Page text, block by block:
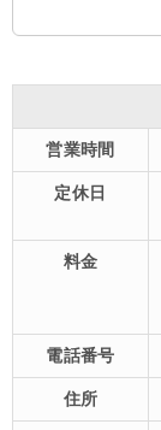
営業時間
定休日
料金
電話番号
住所